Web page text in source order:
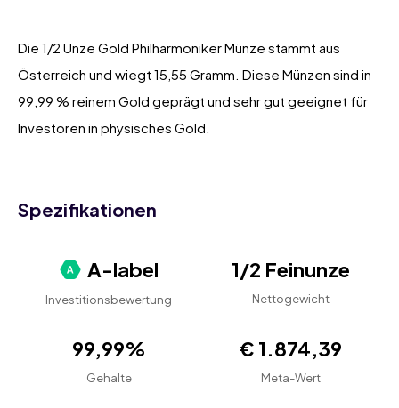
Die 1/2 Unze Gold Philharmoniker Münze stammt aus
Österreich und wiegt 15,55 Gramm. Diese Münzen sind in
99,99 % reinem Gold geprägt und sehr gut geeignet für
Investoren in physisches Gold.
Spezifikationen
A-label
Investitionsbewertung
1/2 Feinunze
Nettogewicht
99,99%
Gehalte
€ 1.874,39
Meta-Wert